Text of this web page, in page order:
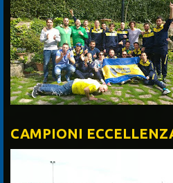
CAMPIONI